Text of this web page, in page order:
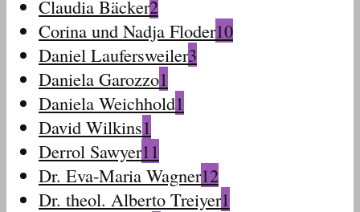
Claudia Bäcker2
Corina und Nadja Floder10
Daniel Laufersweiler3
Daniela Garozzo1
Daniela Weichhold1
David Wilkins1
Derrol Sawyer11
Dr. Eva-Maria Wagner12
Dr. theol. Alberto Treiyer1